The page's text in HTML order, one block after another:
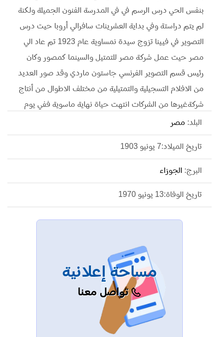
بنفس الحي درس الرسم في في المدرسة الفنون الجميلة ولكنة
لم يتم دراستة وفي بداية العشرينات سافرالي أروبا حيت درس
التصوير في فيينا تزوج سيدة نمساوية عام 1923 تم عاد الي
مصر حيت عمل شركة مصر للتمتيل والسينما كمصور وكان
رئيس قسم التصوير الفرنسي جاستون ماردي وقد صور العديد
من الافلام التسجيلية والتمتيلية من مختلف الاطوال من أنتاج
شركةغيرها من الشركات انتهت حياة نهاية ماسوية ففي يوم
رئيس معمر القذافي جبهة القتال علي ضفاف قناة السويس
وبعد انتهي من التصوير حت حسن مرادسائق سيارتة ليحلق
الطائرة الرئيس ونتجة السرعة انقلبت السارة توفي حسن مراد
علي الفور
البلد: مصر
تاريخ الميلاد:7 يونيو 1903
البرج: الجوزاء
تاريخ الوفاة:13 يونيو 1970
مساحة إعلانية
تواصل معنا